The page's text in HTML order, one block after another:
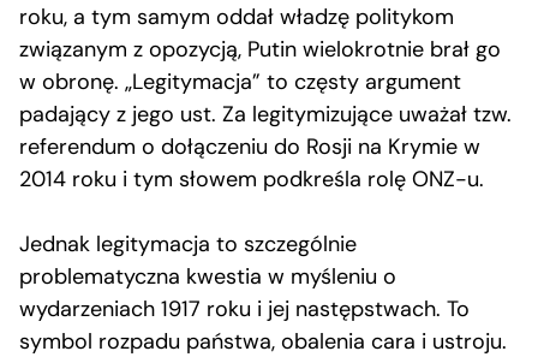
roku, a tym samym oddał władzę politykom
związanym z opozycją, Putin wielokrotnie brał go
w obronę. „Legitymacja” to częsty argument
padający z jego ust. Za legitymizujące uważał tzw.
referendum o dołączeniu do Rosji na Krymie w
2014 roku i tym słowem podkreśla rolę ONZ-u.
Jednak legitymacja to szczególnie
problematyczna kwestia w myśleniu o
wydarzeniach 1917 roku i jej następstwach. To
symbol rozpadu państwa, obalenia cara i ustroju.